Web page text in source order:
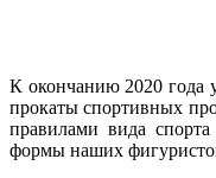
К окончанию 2020 года
прокаты спортивных
правилами вида спорта
формы наших